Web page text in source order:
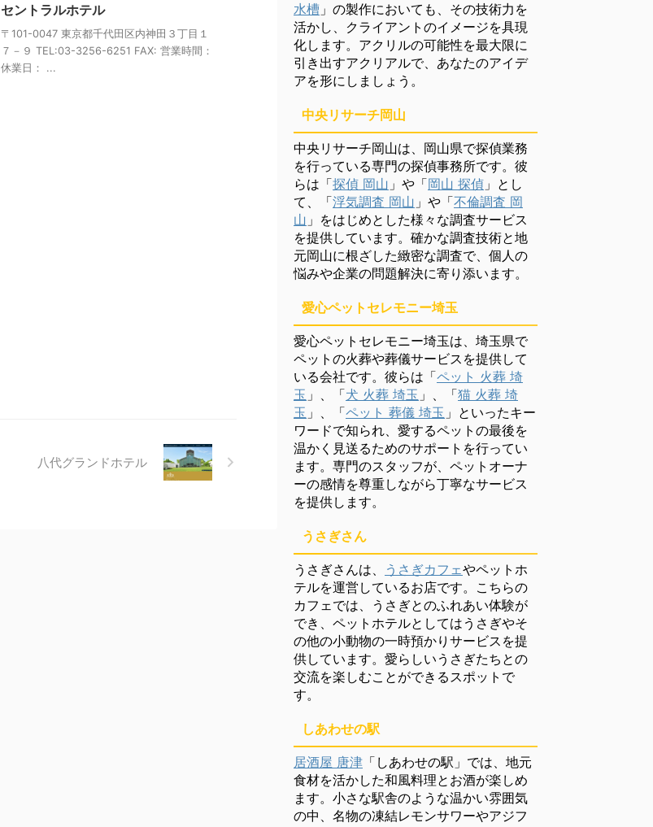
セントラルホテル
〒101-0047 東京都千代田区内神田３丁目１
７－９ TEL:03-3256-6251 FAX: 営業時間：
休業日： ...
八代グランドホテル
水槽 」の製作においても、その技術力を
活かし、クライアントのイメージを具現
化します。アクリルの可能性を最大限に
引き出すアクリアルで、あなたのアイデ
アを形にしましょう。
中央リサーチ岡山
中央リサーチ岡山は、岡山県で探偵業務
を行っている専門の探偵事務所です。彼
らは「探偵 岡山 」や「岡山 探偵 」とし
て、「浮気調査 岡山 」や「不倫調査 岡
山 」をはじめとした様々な調査サービス
を提供しています。確かな調査技術と地
元岡山に根ざした緻密な調査で、個人の
悩みや企業の問題解決に寄り添います。
愛心ペットセレモニー埼玉
愛心ペットセレモニー埼玉は、埼玉県で
ペットの火葬や葬儀サービスを提供して
いる会社です。彼らは「ペット 火葬 埼
玉 」、「犬 火葬 埼玉 」、「猫 火葬 埼
玉 」、「ペット 葬儀 埼玉 」といったキー
ワードで知られ、愛するペットの最後を
温かく見送るためのサポートを行ってい
ます。専門のスタッフが、ペットオーナ
ーの感情を尊重しながら丁寧なサービス
を提供します。
うさぎさん
うさぎさんは、 うさぎカフェやペットホ
テルを運営しているお店です。こちらの
カフェでは、うさぎとのふれあい体験が
でき、ペットホテルとしてはうさぎやそ
の他の小動物の一時預かりサービスを提
供しています。愛らしいうさぎたちとの
交流を楽しむことができるスポットで
す。
しあわせの駅
居酒屋 唐津 「しあわせの駅」では、地元
食材を活かした和風料理とお酒が楽しめ
ます。小さな駅舎のような温かい雰囲気
の中、名物の凍結レモンサワーやアジフ